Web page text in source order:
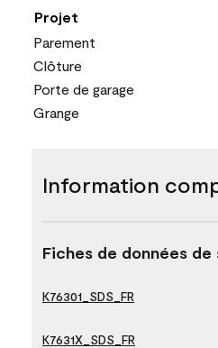
Projet
Parement
Clôture
Porte de garage
Grange
Information
Fiches de données
K76301_SDS_FR
K7631X_SDS_FR